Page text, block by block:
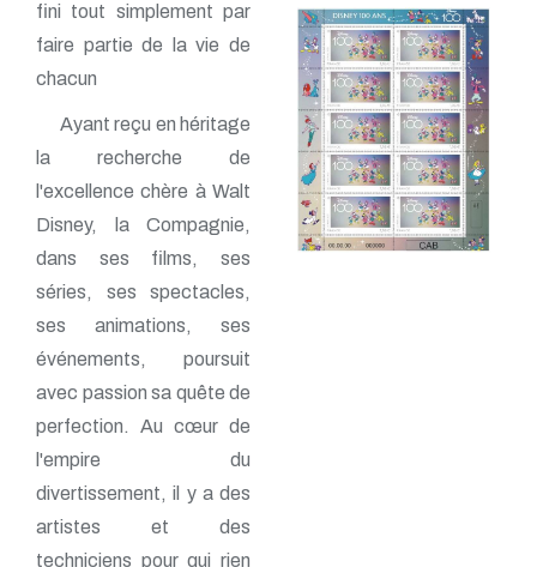
fini tout simplement par
faire partie de la vie de
chacun
Ayant reçu en héritage
la recherche de
l'excellence chère à Walt
Disney, la Compagnie,
dans ses films, ses
séries, ses spectacles,
ses animations, ses
événements, poursuit
avec passion sa quête de
perfection. Au cœur de
l'empire du
divertissement, il y a des
artistes et des
techniciens pour qui rien